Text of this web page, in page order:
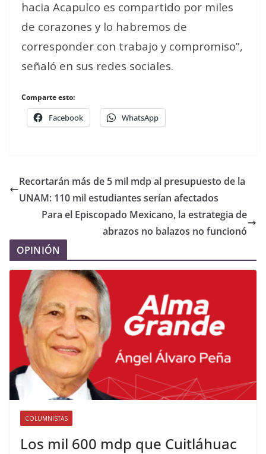
hacia Acapulco es compartido por miles
de corazones y lo habremos de
corresponder con trabajo y compromiso”,
señaló en sus redes sociales.
Comparte esto:
Facebook WhatsApp
Recortarán más de 5 mil mdp al presupuesto de la
UNAM: 110 mil estudiantes serían afectados
Para el Episcopado Mexicano, la estrategia de
abrazos no balazos no funcionó
OPINIÓN
COLUMNISTAS
Los mil 600 mdp que Cuitláhuac